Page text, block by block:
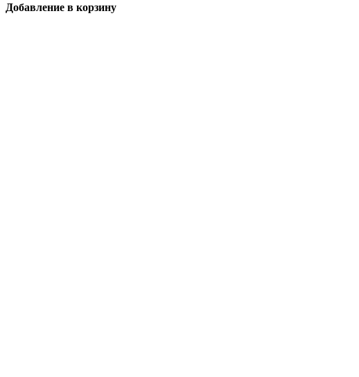
Добавление в корзину